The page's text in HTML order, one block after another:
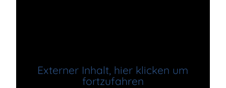
Externer Inhalt, hier klicken um
fortzufahren